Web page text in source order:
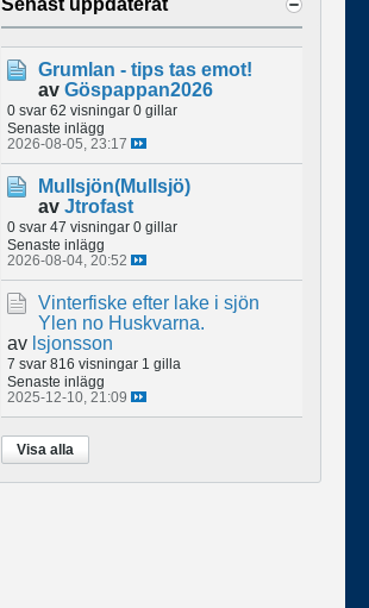
Senast uppdaterat
Grumlan - tips tas emot!
av Göspappan2026
0 svar 62 visningar 0 gillar
Senaste inlägg
2026-08-05, 23:17
Mullsjön(Mullsjö)
av Jtrofast
0 svar 47 visningar 0 gillar
Senaste inlägg
2026-08-04, 20:52
Vinterfiske efter lake i sjön
Ylen no Huskvarna.
av lsjonsson
7 svar 816 visningar 1 gilla
Senaste inlägg
2025-12-10, 21:09
Visa alla